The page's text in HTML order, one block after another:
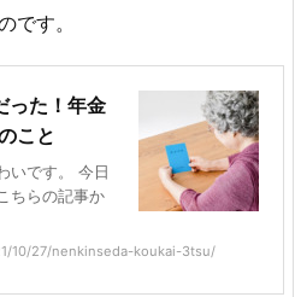
です。
った！年金
こと
いです。 今日
ちらの記事か
10/27/nenkinseda-koukai-3tsu/